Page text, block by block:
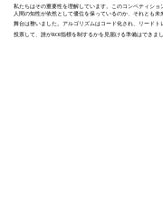
私たちはその重要性を理解しています。このコンペティシ
人間の知性が依然として優位を保っているのか、それとも
舞台は整いました。アルゴリズムはコード化され、リードト
投票して、誰がROI指標を制するかを見届ける準備はできま